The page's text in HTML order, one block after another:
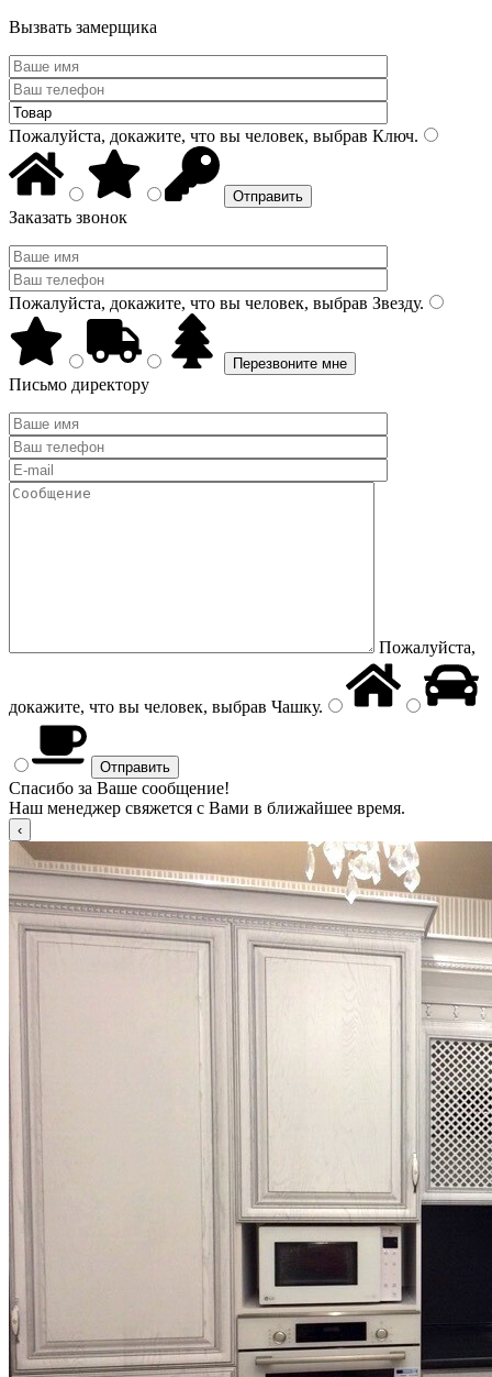
Вызвать замерщика
Пожалуйста, докажите, что вы человек, выбрав Ключ.
Заказать звонок
Пожалуйста, докажите, что вы человек, выбрав Звезду.
Письмо директору
Пожалуйста,
докажите, что вы человек, выбрав Чашку.
Спасибо за Ваше сообщение!
Наш менеджер свяжется с Вами в ближайшее время.